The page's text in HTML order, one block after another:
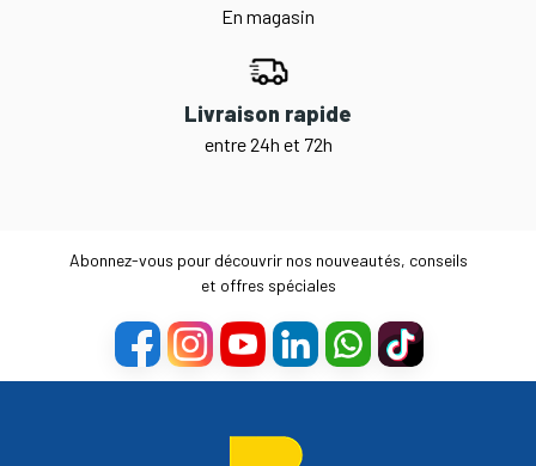
En magasin
Livraison rapide
entre 24h et 72h
Abonnez-vous pour découvrir nos nouveautés, conseils
et offres spéciales